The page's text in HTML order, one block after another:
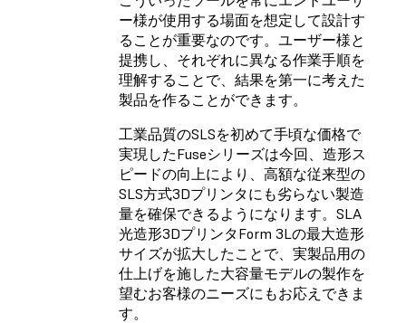
ー様が使用する場面を想定して設計す
ることが重要なのです。ユーザー様と
提携し、それぞれに異なる作業手順を
理解することで、結果を第一に考えた
製品を作ることができます。
工業品質のSLSを初めて手頃な価格で
実現したFuseシリーズは今回、造形ス
ピードの向上により、高額な従来型の
SLS方式3Dプリンタにも劣らない製造
量を確保できるようになります。SLA
光造形3DプリンタForm 3Lの最大造形
サイズが拡大したことで、実製品用の
仕上げを施した大容量モデルの製作を
望むお客様のニーズにもお応えできま
す。